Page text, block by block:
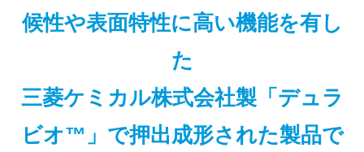
候性や表面特性に高い機能を有し
た
三菱ケミカル株式会社製「デュラ
ビオ™」で押出成形された製品で